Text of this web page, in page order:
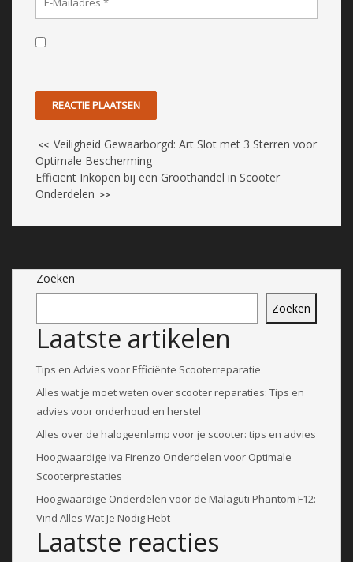
<< Veiligheid Gewaarborgd: Art Slot met 3 Sterren voor
Optimale Bescherming
Efficiënt Inkopen bij een Groothandel in Scooter
Onderdelen >>
Zoeken
Zoeken
Laatste artikelen
Tips en Advies voor Efficiënte Scooterreparatie
Alles wat je moet weten over scooter reparaties: Tips en
advies voor onderhoud en herstel
Alles over de halogeenlamp voor je scooter: tips en advies
Hoogwaardige Iva Firenzo Onderdelen voor Optimale
Scooterprestaties
Hoogwaardige Onderdelen voor de Malaguti Phantom F12:
Vind Alles Wat Je Nodig Hebt
Laatste reacties